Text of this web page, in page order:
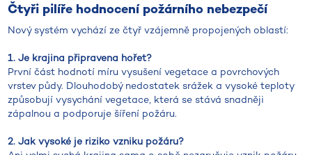
Čtyři pilíře hodnocení požárního nebezpečí
Nový systém vychází ze čtyř vzájemně propojených oblastí:
1. Je krajina připravena hořet?
První část hodnotí míru vysušení vegetace a povrchových
vrstev půdy. Dlouhodobý nedostatek srážek a vysoké teploty
způsobují vysychání vegetace, která se stává snadněji
zápalnou a podporuje šíření požáru.
2. Jak vysoké je riziko vzniku požáru?